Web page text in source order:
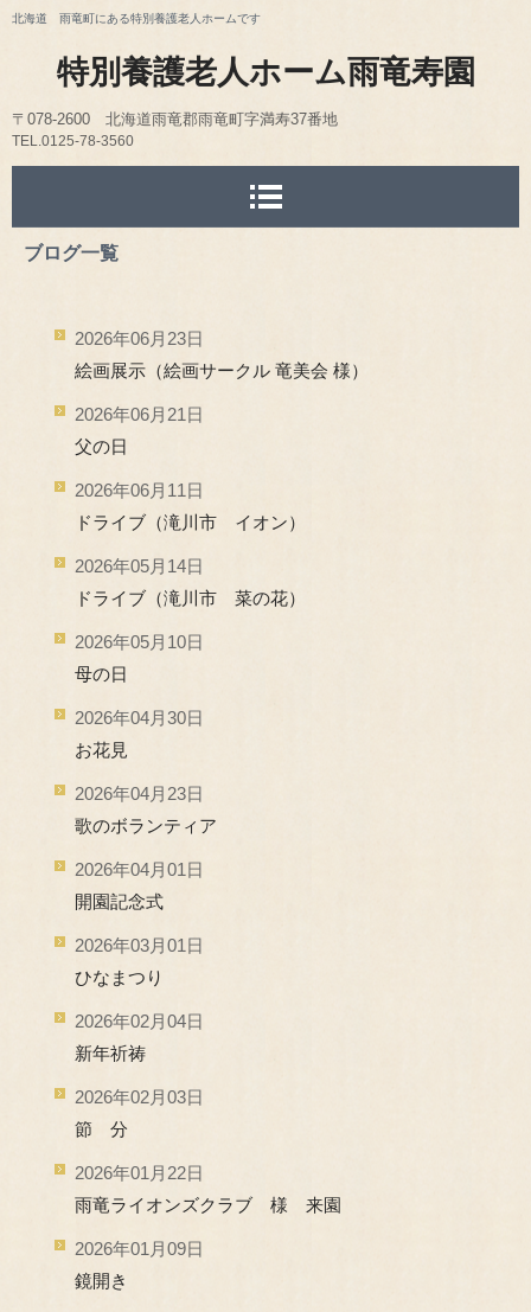
特別養護老人ホーム雨竜寿園
北海道 雨竜町にある特別養護老人ホームです
〒078-2600 北海道雨竜郡雨竜町字満寿37番地
TEL.0125-78-3560
FAX.0125-78-3030
E-mail kotobuki@uryu-kotobukien.org
ブログ一覧
2026年06月23日
絵画展示（絵画サークル 竜美会 様）
2026年06月21日
父の日
2026年06月11日
ドライブ（滝川市 イオン）
2026年05月14日
ドライブ（滝川市 菜の花）
2026年05月10日
母の日
2026年04月30日
お花見
2026年04月23日
歌のボランティア
2026年04月01日
開園記念式
2026年03月01日
ひなまつり
2026年02月04日
新年祈祷
2026年02月03日
節 分
2026年01月22日
雨竜ライオンズクラブ 様 来園
2026年01月09日
鏡開き